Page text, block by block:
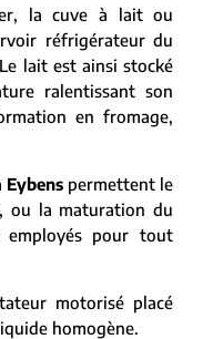
la cuve à lait ou
réfrigérateur du
lait est ainsi stocké
ralentissant son
en fromage,
Eybenspermettent le
ou la maturation du
pour tout
motorisé placé
homogène.